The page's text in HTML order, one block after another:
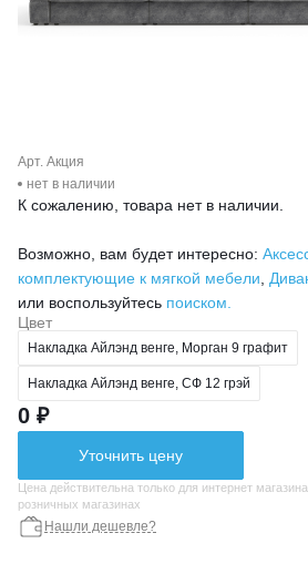
Арт. Акция
нет в наличии
К сожалению, товара нет в наличии.
Возможно, вам будет интересно:
комплектующие к мягкой мебели,
или воспользуйтесь поиском.
Цвет
Накладка Айлэнд венге, Морган 9 графит
Накладка Айлэнд венге, СФ 12 грэй
0 ₽
Уточнить цену
Цена действительна только для интернет
розничных магазинах
Нашли дешевле?